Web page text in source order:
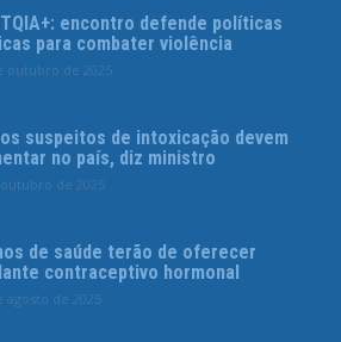
encontro defende políticas
para combater violência
outubro de 2025
suspeitos de intoxicação devem
no país, diz ministro
outubro de 2025
de saúde terão de oferecer
contraceptivo hormonal
agosto de 2025